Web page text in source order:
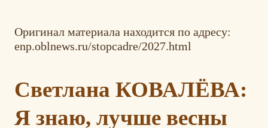
Оригинал материала находится по адресу:
enp.oblnews.ru/stopcadre/2027.html
Светлана КОВАЛЁВА:
Я знаю, лучше весны